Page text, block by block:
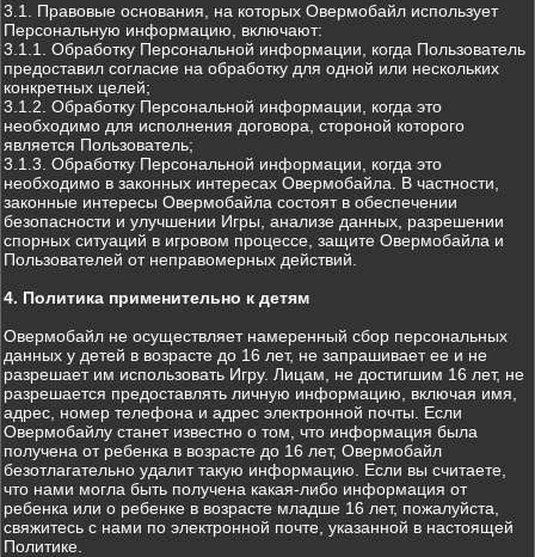
3.1. Правовые основания, на которых Овермобайл использует
Персональную информацию, включают:
3.1.1. Обработку Персональной информации, когда Пользователь
предоставил согласие на обработку для одной или нескольких
конкретных целей;
3.1.2. Обработку Персональной информации, когда это
необходимо для исполнения договора, стороной которого
является Пользователь;
3.1.3. Обработку Персональной информации, когда это
необходимо в законных интересах Овермобайла. В частности,
законные интересы Овермобайла состоят в обеспечении
безопасности и улучшении Игры, анализе данных, разрешении
спорных ситуаций в игровом процессе, защите Овермобайла и
Пользователей от неправомерных действий.
4. Политика применительно к детям
Овермобайл не осуществляет намеренный сбор персональных
данных у детей в возрасте до 16 лет, не запрашивает ее и не
разрешает им использовать Игру. Лицам, не достигшим 16 лет, не
разрешается предоставлять личную информацию, включая имя,
адрес, номер телефона и адрес электронной почты. Если
Овермобайлу станет известно о том, что информация была
получена от ребенка в возрасте до 16 лет, Овермобайл
безотлагательно удалит такую информацию. Если вы считаете,
что нами могла быть получена какая-либо информация от
ребенка или о ребенке в возрасте младше 16 лет, пожалуйста,
свяжитесь с нами по электронной почте, указанной в настоящей
Политике.